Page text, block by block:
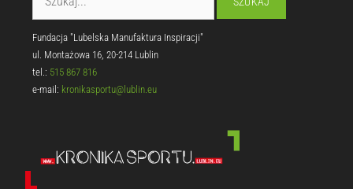
Fundacja "Lubelska Manufaktura Inspiracji"
ul. Montażowa 16, 20-214 Lublin
tel.: 515 867 816
e-mail: kronikasportu@lublin.eu